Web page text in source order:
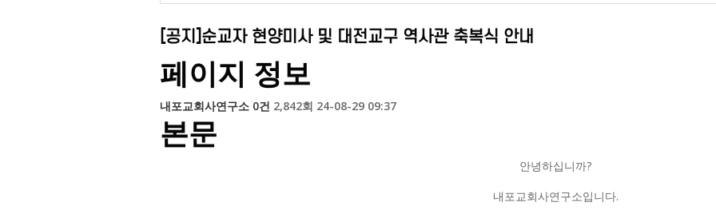
[공지]순교자 현양미사 및 대전교구 역사관 축복식 안내
페이지 정보
내포교회사연구소 0건 2,842회 24-08-29 09:37
본문
안녕하십니까?
내포교회사연구소입니다.